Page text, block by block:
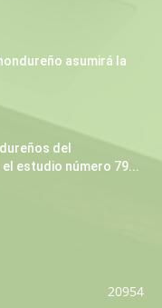
asumirá la
del
estudio número 79...
20954